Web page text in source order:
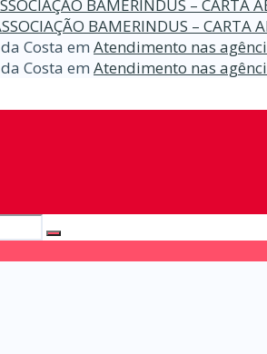
BAMERINDUS – CARTA
BAMERINDUS – CARTA
Costa em Atendimento nas
Costa em Atendimento nas